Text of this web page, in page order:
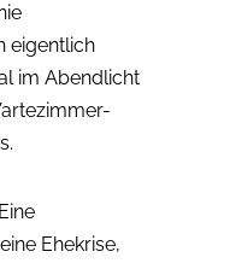
eigentlich
im Abendlicht
Eine
Ehekrise,